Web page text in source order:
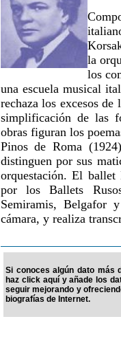
la
los
una escuela musical
rechaza los excesos
simplificación de las
obras figuran los
Pinos de Roma
distinguen por sus
orquestación. El ballet
por los Ballets
Semiramis, Belgafor
cámara, y realiza
Si conoces algún dato más
haz click aquí y añade los
seguir mejorando y
biografías de Internet.